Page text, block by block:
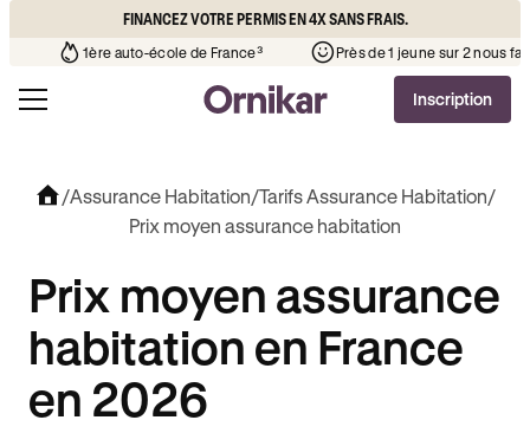
FINANCEZ VOTRE PERMIS EN 4X SANS FRAIS.
l’auto-école de votre quartier¹ 1ère auto-école de France³
Inscription
/Assurance Habitation/Tarifs Assurance Habitation/
Prix moyen assurance habitation
Prix moyen assurance
habitation en France
en 2026